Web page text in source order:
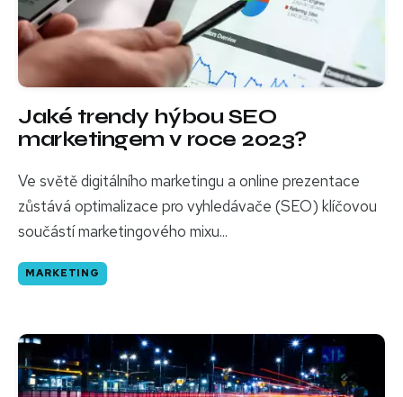
Jaké trendy hýbou SEO
marketingem v roce 2023?
Ve světě digitálního marketingu a online prezentace
zůstává optimalizace pro vyhledávače (SEO) klíčovou
součástí marketingového mixu...
MARKETING